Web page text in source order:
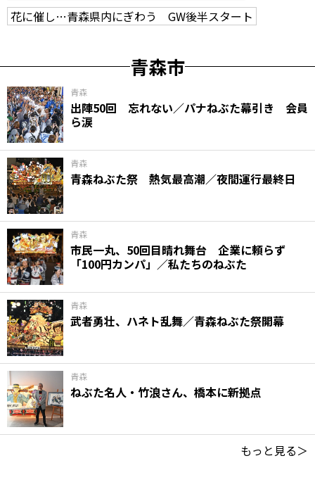
花に催し…青森県内にぎわう GW後半スタート
青森市
青森
出陣50回 忘れない／パナねぶた幕引き 会員
ら涙
青森
青森ねぶた祭 熱気最高潮／夜間運行最終日
青森
市民一丸、50回目晴れ舞台 企業に頼らず
「100円カンパ」／私たちのねぶた
青森
武者勇壮、ハネト乱舞／青森ねぶた祭開幕
青森
ねぶた名人・竹浪さん、橋本に新拠点
もっと見る＞